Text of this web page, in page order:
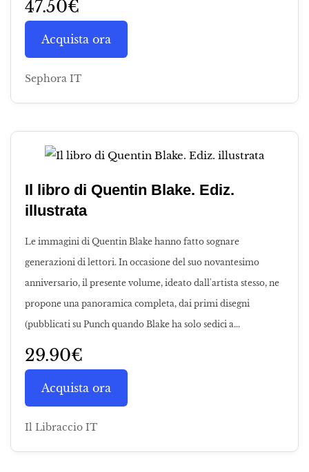
47.50€
Acquista ora
Sephora IT
Il libro di Quentin Blake. Ediz.
illustrata
Le immagini di Quentin Blake hanno fatto sognare
generazioni di lettori. In occasione del suo novantesimo
anniversario, il presente volume, ideato dall'artista stesso, ne
propone una panoramica completa, dai primi disegni
(pubblicati su Punch quando Blake ha solo sedici a...
29.90€
Acquista ora
Il Libraccio IT